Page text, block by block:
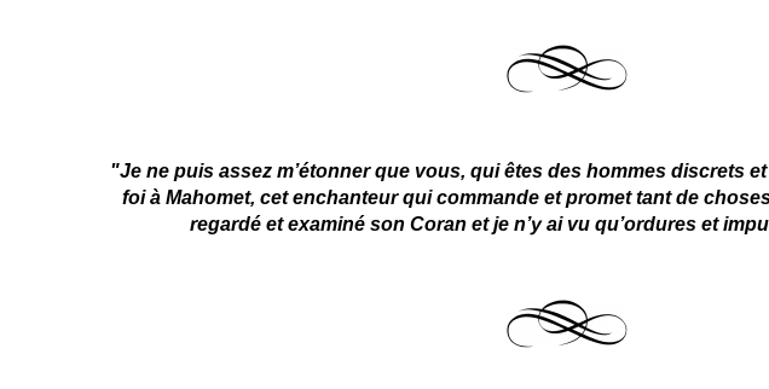
"Je ne puis assez m’étonner que vous, qui êtes des hommes discrets
foi à Mahomet, cet enchanteur qui commande et promet tant de
regardé et examiné son Coran et je n’y ai vu qu’ordures et